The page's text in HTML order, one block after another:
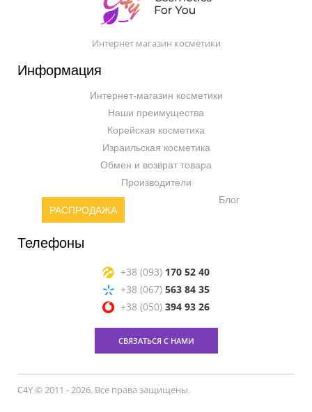
Интернет магазин косметики
Информация
Интернет-магазин косметики
Наши преимущества
Корейская косметика
Израильская косметика
Обмен и возврат товара
Производители
РАСПРОДАЖА
Блог
Телефоны
+38 (093) 170 52 40
+38 (067) 563 84 35
+38 (050) 394 93 26
СВЯЗАТЬСЯ С НАМИ
C4Y © 2011 - 2026. Все права защищены.